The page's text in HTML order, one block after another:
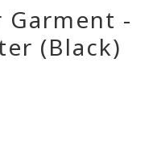
-
(Black)